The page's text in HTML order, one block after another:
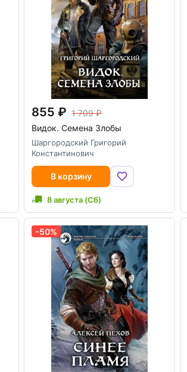
855
1 709
Видок. Семена Злобы
Шаргородский Григорий
Константинович
В корзину
8 августа (Сб)
-50%